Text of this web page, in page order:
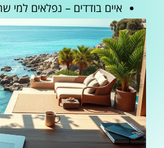
איים בודדים – נפלאים למי